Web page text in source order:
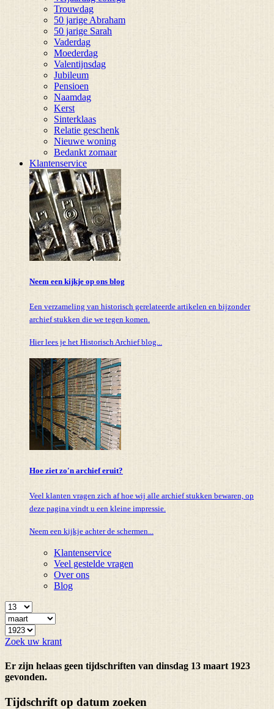
Trouwdag
50 jarige Abraham
50 jarige Sarah
Vaderdag
Moederdag
Valentijnsdag
Jubileum
Pensioen
Naamdag
Kerst
Sinterklaas
Relatie geschenk
Nieuwe woning
Bedankt zomaar
Klantenservice
Neem een kijkje op ons blog
Een verzameling van historisch gerelateerde artikelen en bijzonder
archief stukken die we tegen komen.
Hier lees je het Historisch Archief blog...
Hoe ziet zo'n archief eruit?
Veel klanten vragen zich af hoe wij alle archief stukken bewaren, op
deze pagina vindt u een kleine impressie.
Neem een kijkje achter de schermen...
Klantenservice
Veel gestelde vragen
Over ons
Blog
Zoek uw krant
Er zijn helaas geen tijdschriften van dinsdag 13 maart 1923
gevonden.
Tijdschrift op datum zoeken